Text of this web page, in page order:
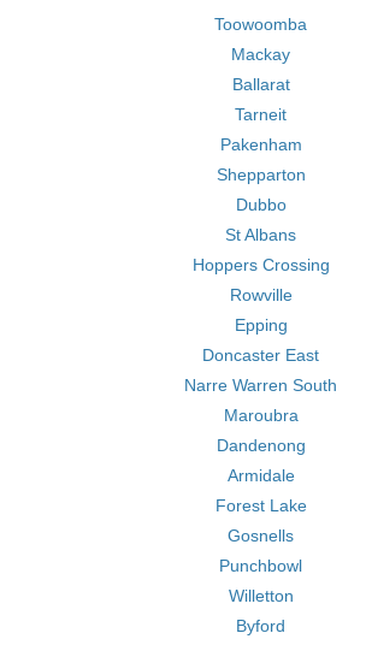
Toowoomba
Mackay
Ballarat
Tarneit
Pakenham
Shepparton
Dubbo
St Albans
Hoppers Crossing
Rowville
Epping
Doncaster East
Narre Warren South
Maroubra
Dandenong
Armidale
Forest Lake
Gosnells
Punchbowl
Willetton
Byford